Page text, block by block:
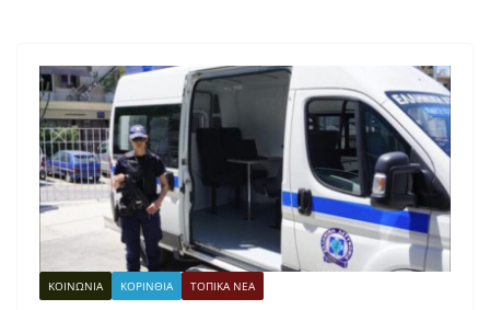
ΚΟΙΝΩΝΙΑ ΚΟΡΙΝΘΙΑ ΤΟΠΙΚΑ ΝΕΑ